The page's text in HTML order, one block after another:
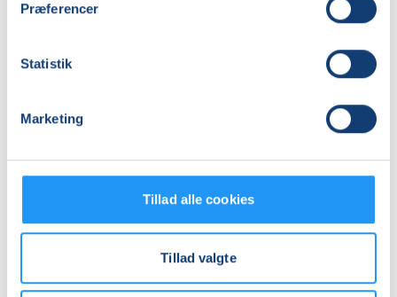
Præferencer
Statistik
Marketing
Tillad alle cookies
Tillad valgte
søndag 25.10.2026, kl. 09.00 - 14.00
1mødegang
LOF Holbæk-Lejre, Sports Allè 5B, 2 TV, 4300
, Holbæk